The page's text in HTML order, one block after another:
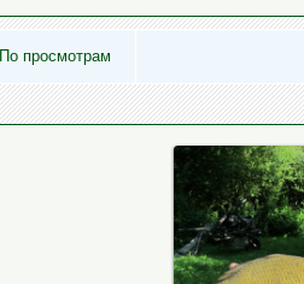
По просмотрам